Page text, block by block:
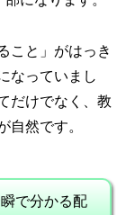
こと」がはっき
なっていまし
だけでなく、教
自然です。
で分かる配